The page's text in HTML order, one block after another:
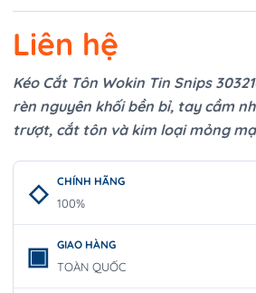
Liên hệ
Kéo Cắt Tôn Wokin Tin Snips
rèn nguyên khối bền bỉ, tay cầm
trượt, cắt tôn và kim loại mỏng
CHÍNH HÃNG
100%
GIAO HÀNG
TOÀN QUỐC